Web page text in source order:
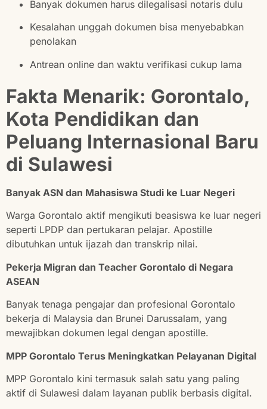
Banyak dokumen harus dilegalisasi notaris dulu
Kesalahan unggah dokumen bisa menyebabkan
penolakan
Antrean online dan waktu verifikasi cukup lama
Fakta Menarik: Gorontalo,
Kota Pendidikan dan
Peluang Internasional Baru
di Sulawesi
Banyak ASN dan Mahasiswa Studi ke Luar Negeri
Warga Gorontalo aktif mengikuti beasiswa ke luar negeri
seperti LPDP dan pertukaran pelajar. Apostille
dibutuhkan untuk ijazah dan transkrip nilai.
Pekerja Migran dan Teacher Gorontalo di Negara
ASEAN
Banyak tenaga pengajar dan profesional Gorontalo
bekerja di Malaysia dan Brunei Darussalam, yang
mewajibkan dokumen legal dengan apostille.
MPP Gorontalo Terus Meningkatkan Pelayanan Digital
MPP Gorontalo kini termasuk salah satu yang paling
aktif di Sulawesi dalam layanan publik berbasis digital.